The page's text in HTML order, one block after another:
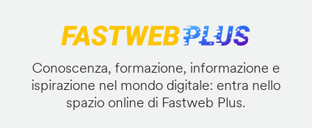
Conoscenza, formazione, informazione e
ispirazione nel mondo digitale: entra nello
spazio online di Fastweb Plus.